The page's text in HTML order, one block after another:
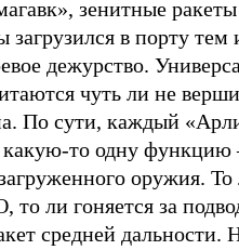
зенитные
загрузился в порту
дежурство.
чуть ли не
По сути, каждый
то одну функцию
оружия. То
ли гоняется за
средней дальности.